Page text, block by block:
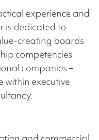
experience and
is dedicated to
creating boards
competencies
companies –
within executive